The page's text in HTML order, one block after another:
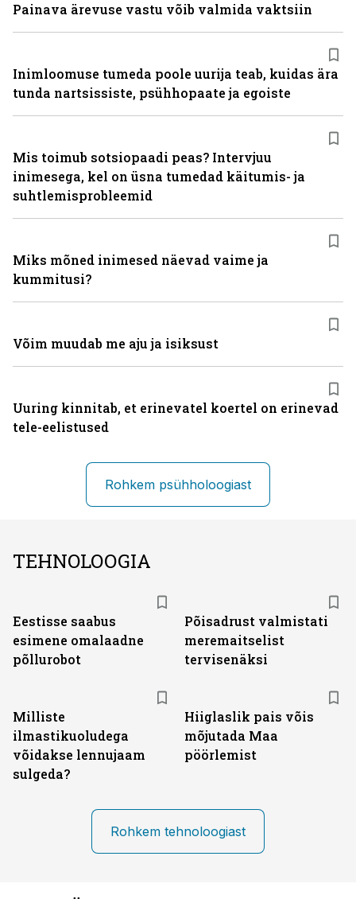
Painava ärevuse vastu võib valmida vaktsiin
Inimloomuse tumeda poole uurija teab, kuidas ära
tunda nartsissiste, psühhopaate ja egoiste
Mis toimub sotsiopaadi peas? Intervjuu
inimesega, kel on üsna tumedad käitumis- ja
suhtlemisprobleemid
Miks mõned inimesed näevad vaime ja
kummitusi?
Võim muudab me aju ja isiksust
Uuring kinnitab, et erinevatel koertel on erinevad
tele-eelistused
Rohkem psühholoogiast
TEHNOLOOGIA
Eestisse saabus
esimene omalaadne
põllurobot
Põisadrust valmistati
meremaitselist
tervisenäksi
Milliste
ilmastikuoludega
võidakse lennujaam
sulgeda?
Hiiglaslik pais võis
mõjutada Maa
pöörlemist
Rohkem tehnoloogiast